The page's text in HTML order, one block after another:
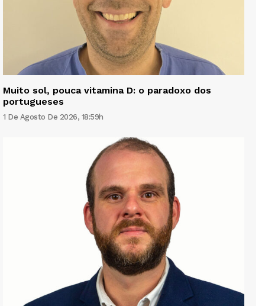
Muito sol, pouca vitamina D: o paradoxo dos
portugueses
1 De Agosto De 2026, 18:59h